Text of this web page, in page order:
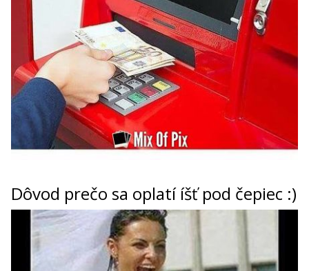
Dôvod prečo sa oplatí íšť pod čepiec :)